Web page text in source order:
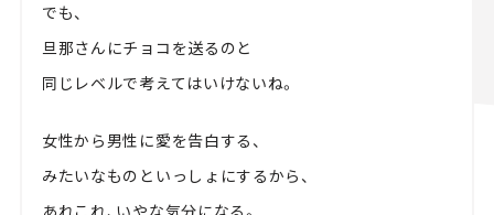
でも、
旦那さんにチョコを送るのと
同じレベルで考えてはいけないね。
女性から男性に愛を告白する、
みたいなものといっしょにするから、